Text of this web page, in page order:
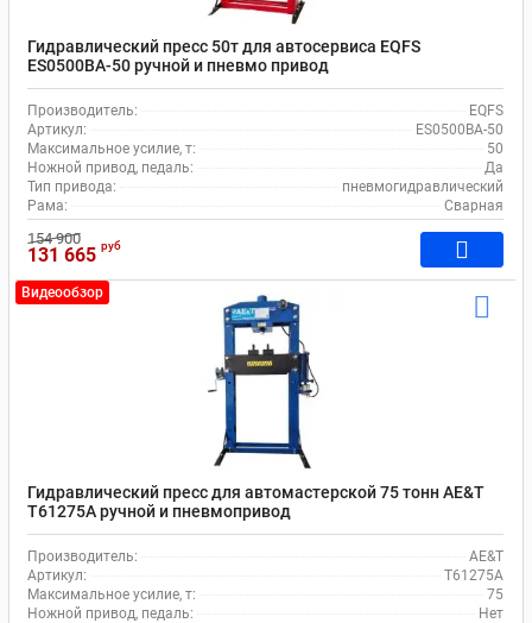
Гидравлический пресс 50т для автосервиса EQFS
ES0500BA-50 ручной и пневмо привод
Производитель:
EQFS
Артикул:
ES0500BA-50
Максимальное усилие, т:
50
Ножной привод, педаль:
Да
Тип привода:
пневмогидравлический
Рама:
Сварная
154 900
131 665 руб
Видеообзор
Гидравлический пресс для автомастерской 75 тонн AE&T
Т61275А ручной и пневмопривод
Производитель:
AE&T
Артикул:
T61275A
Максимальное усилие, т:
75
Ножной привод, педаль:
Нет